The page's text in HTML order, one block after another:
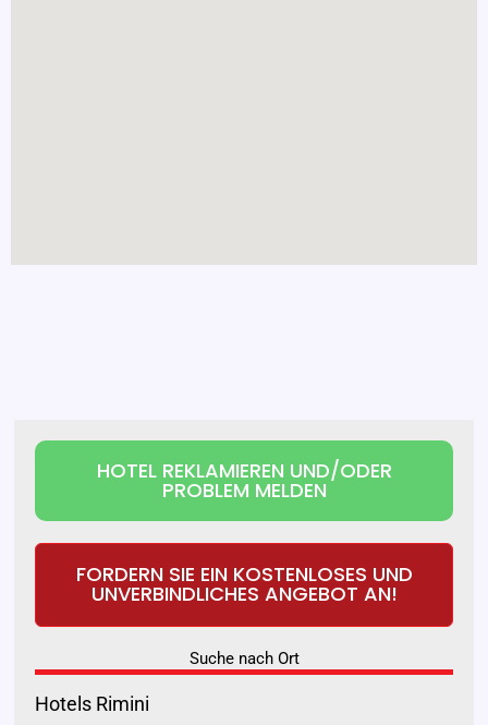
HOTEL REKLAMIEREN UND/ODER
PROBLEM MELDEN
FORDERN SIE EIN KOSTENLOSES UND
UNVERBINDLICHES ANGEBOT AN!
Suche nach Ort
Hotels Rimini